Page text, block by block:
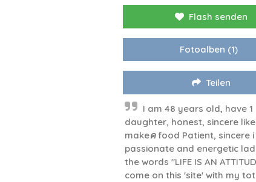
Flash senden
Fotoalben (1)
Teilen
I am 48 years old, have 1
daughter, honest, sincere
makeค food Patient, sincere
passionate and energetic
the words "LIFE IS AN
come on this 'site' with my